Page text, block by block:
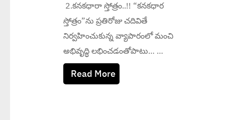
2.కనకధారా స్తోత్రం..!! “కనకధార
స్తోత్రం”ను ప్రతిరోజు చదివితే
నిర్వహించుకున్న వ్యాపారంలో మంచి
అభివృద్ధి లభించడంతోపాటు… …
Read More